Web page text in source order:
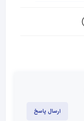
ارسال پاسخ